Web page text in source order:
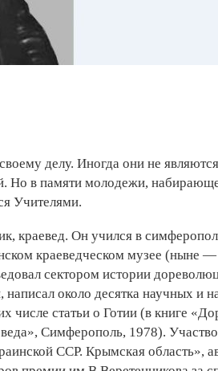
делу. Иногда они не являются
Но в памяти молодежи,
Учителями.
краевед. Он учился в
краеведческом музее (ныне —
сектором истории
около десятка научных и
числе статьи о Готии (в книге
Симферополь, 1978).
ССР. Крымская область»,